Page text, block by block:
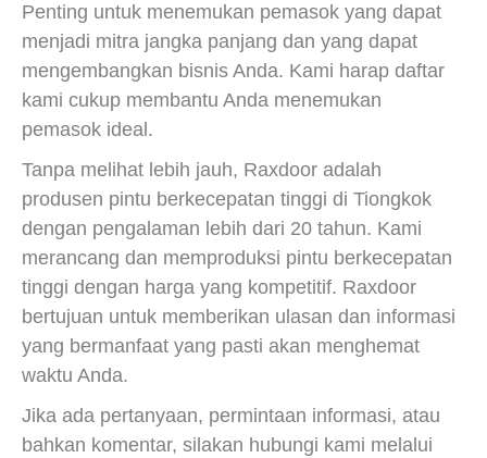
Penting untuk menemukan pemasok yang dapat
menjadi mitra jangka panjang dan yang dapat
mengembangkan bisnis Anda. Kami harap daftar
kami cukup membantu Anda menemukan
pemasok ideal.
Tanpa melihat lebih jauh, Raxdoor adalah
produsen pintu berkecepatan tinggi di Tiongkok
dengan pengalaman lebih dari 20 tahun. Kami
merancang dan memproduksi pintu berkecepatan
tinggi dengan harga yang kompetitif. Raxdoor
bertujuan untuk memberikan ulasan dan informasi
yang bermanfaat yang pasti akan menghemat
waktu Anda.
Jika ada pertanyaan, permintaan informasi, atau
bahkan komentar, silakan hubungi kami melalui